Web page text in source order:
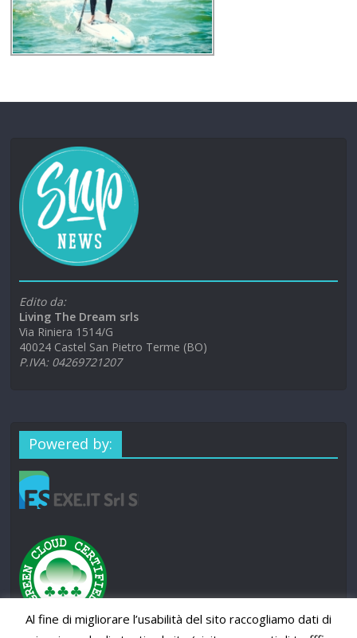
Edito da:
Living The Dream srls
Via Riniera 1514/G
40024 Castel San Pietro Terme (BO)
P.IVA: 04269721207
Powered by:
Al fine di migliorare l’usabilità del sito raccogliamo dati di